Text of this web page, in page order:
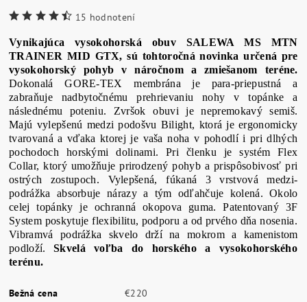
15 hodnotení
Vynikajúca vysokohorská obuv SALEWA MS MTN
TRAINER MID GTX, sú tohtoročná novinka určená pre
vysokohorský pohyb v náročnom a zmiešanom teréne.
Dokonalá GORE-TEX membrána je para-priepustná a
zabraňuje nadbytočnému prehrievaniu nohy v topánke a
následnému poteniu. Zvršok obuvi je nepremokavý semiš.
Majú vylepšenú medzi podošvu Bilight, ktorá je ergonomicky
tvarovaná a vďaka ktorej je vaša noha v pohodlí i pri dlhých
pochodoch horskými dolinami. Pri členku je systém Flex
Collar, ktorý umožňuje prirodzený pohyb a prispôsobivosť pri
ostrých zostupoch. Vylepšená, fúkaná 3 vrstvová medzi-
podrážka absorbuje nárazy a tým odľahčuje kolená. Okolo
celej topánky je ochranná okopova guma. Patentovaný 3F
System poskytuje flexibilitu, podporu a od prvého dňa nosenia.
Vibramvá podrážka skvelo drží na mokrom a kamenistom
podloží. Skvelá voľba do horského a vysokohorského
terénu.
Bežná cena
€220